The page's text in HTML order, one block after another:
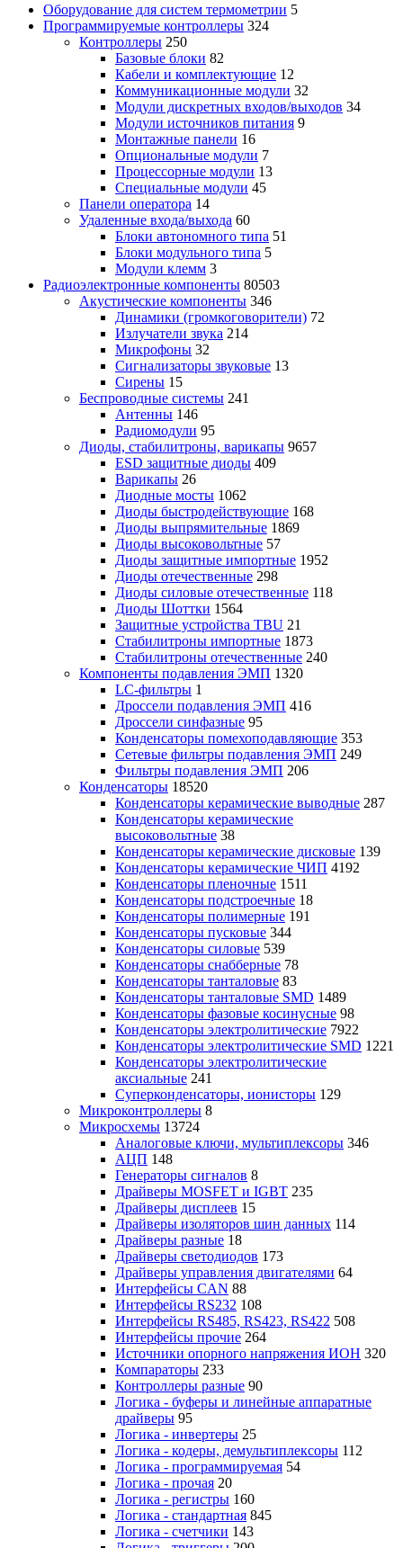
Оборудование для систем термометрии 5
Программируемые контроллеры 324
Контроллеры 250
Базовые блоки 82
Кабели и комплектующие 12
Коммуникационные модули 32
Модули дискретных входов/выходов 34
Модули источников питания 9
Монтажные панели 16
Опциональные модули 7
Процессорные модули 13
Специальные модули 45
Панели оператора 14
Удаленные входа/выхода 60
Блоки автономного типа 51
Блоки модульного типа 5
Модули клемм 3
Радиоэлектронные компоненты 80503
Акустические компоненты 346
Динамики (громкоговорители) 72
Излучатели звука 214
Микрофоны 32
Сигнализаторы звуковые 13
Сирены 15
Беспроводные системы 241
Антенны 146
Радиомодули 95
Диоды, стабилитроны, варикапы 9657
ESD защитные диоды 409
Варикапы 26
Диодные мосты 1062
Диоды быстродействующие 168
Диоды выпрямительные 1869
Диоды высоковольтные 57
Диоды защитные импортные 1952
Диоды отечественные 298
Диоды силовые отечественные 118
Диоды Шоттки 1564
Защитные устройства TBU 21
Стабилитроны импортные 1873
Стабилитроны отечественные 240
Компоненты подавления ЭМП 1320
LC-фильтры 1
Дроссели подавления ЭМП 416
Дроссели синфазные 95
Конденсаторы помехоподавляющие 353
Сетевые фильтры подавления ЭМП 249
Фильтры подавления ЭМП 206
Конденсаторы 18520
Конденсаторы керамические выводные 287
Конденсаторы керамические
высоковольтные 38
Конденсаторы керамические дисковые 139
Конденсаторы керамические ЧИП 4192
Конденсаторы пленочные 1511
Конденсаторы подстроечные 18
Конденсаторы полимерные 191
Конденсаторы пусковые 344
Конденсаторы силовые 539
Конденсаторы снабберные 78
Конденсаторы танталовые 83
Конденсаторы танталовые SMD 1489
Конденсаторы фазовые косинусные 98
Конденсаторы электролитические 7922
Конденсаторы электролитические SMD 1221
Конденсаторы электролитические
аксиальные 241
Суперконденсаторы, ионисторы 129
Микроконтроллеры 8
Микросхемы 13724
Аналоговые ключи, мультиплексоры 346
АЦП 148
Генераторы сигналов 8
Драйверы MOSFET и IGBT 235
Драйверы дисплеев 15
Драйверы изоляторов шин данных 114
Драйверы разные 18
Драйверы светодиодов 173
Драйверы управления двигателями 64
Интерфейсы CAN 88
Интерфейсы RS232 108
Интерфейсы RS485, RS423, RS422 508
Интерфейсы прочие 264
Источники опорного напряжения ИОН 320
Компараторы 233
Контроллеры разные 90
Логика - буферы и линейные аппаратные
драйверы 95
Логика - инвертеры 25
Логика - кодеры, демультиплексоры 112
Логика - программируемая 54
Логика - прочая 20
Логика - регистры 160
Логика - стандартная 845
Логика - счетчики 143